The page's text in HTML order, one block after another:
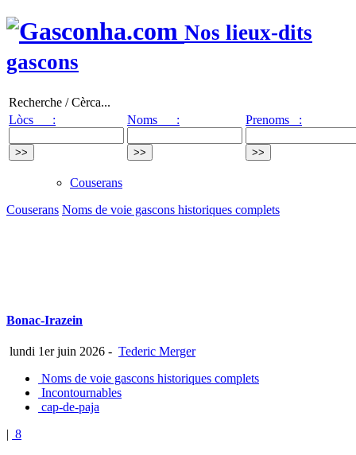
Nos lieux-dits
gascons
Recherche / Cèrca...
Lòcs :
Noms : Prenoms :
Couserans
Couserans Noms de voie gascons historiques complets
Bonac-Irazein
lundi 1er juin 2026 - Tederic Merger
Noms de voie gascons historiques complets
Incontournables
cap-de-paja
| 8